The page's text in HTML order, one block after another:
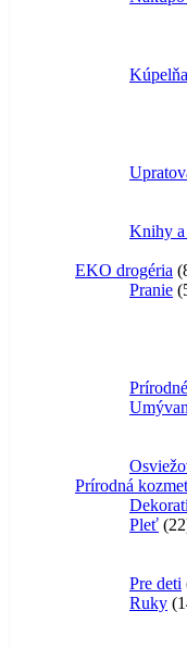
Kúpelňa
Knihy
EKO drogéria
Pranie
Prírodná
Pleť 22
Pre deti
Ruky